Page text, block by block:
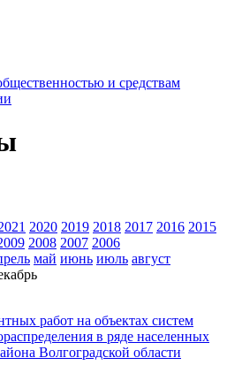
и средствам
2020 2019 2018 2017 2016 2015
2008 2007 2006
май июнь июль август
работ на объектах систем
в ряде населенных
Волгоградской области